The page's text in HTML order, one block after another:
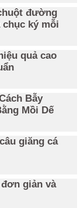
đường
chục ký mỗi
quả cao
Bẫy
Mồi Dế
giăng cá
giản và